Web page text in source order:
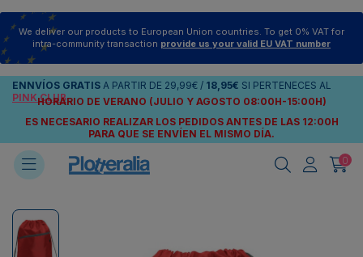
We deliver our products to European Union countries. To get 0% VAT for
intra-community transaction provide us your valid EU VAT number
ENNVÍOS GRATIS A PARTIR DE 29,99€ / 18,95€ SI PERTENECES AL
PINK CLUB
HORARIO DE VERANO (JULIO Y AGOSTO 08:00H-15:00H)
ES NECESARIO REALIZAR LOS PEDIDOS ANTES DE LAS 12:00H
PARA QUE SE ENVÍEN EL MISMO DÍA.
0